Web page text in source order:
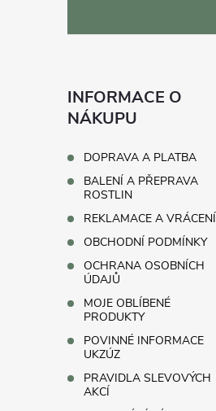
INFORMACE O
NÁKUPU
DOPRAVA A PLATBA
BALENÍ A PŘEPRAVA
ROSTLIN
REKLAMACE A VRÁCENÍ
OBCHODNÍ PODMÍNKY
OCHRANA OSOBNÍCH
ÚDAJŮ
MOJE OBLÍBENÉ
PRODUKTY
POVINNÉ INFORMACE
UKZÚZ
PRAVIDLA SLEVOVÝCH
AKCÍ